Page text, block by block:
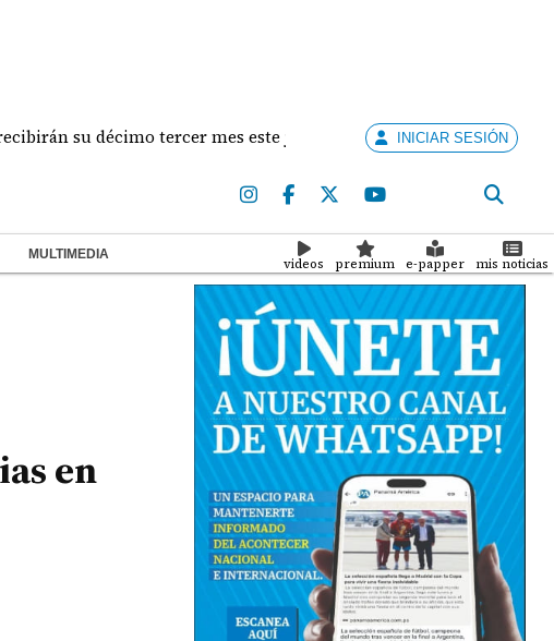
su décimo tercer mes este jueves Entidades no
INICIAR SESIÓN
MULTIMEDIA
videos premium e-papper mis noticias
en